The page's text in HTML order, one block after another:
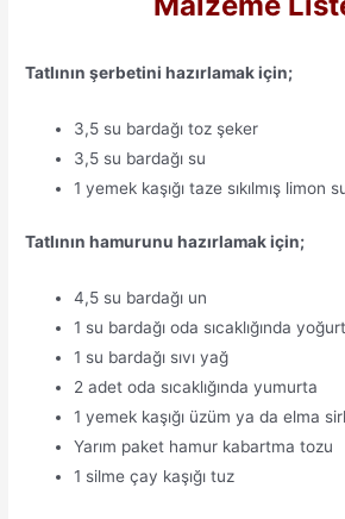
Tatlının şerbetini hazırlamak için;
3,5 su bardağı toz şeker
3,5 su bardağı su
1 yemek kaşığı taze sıkılmış limon
Tatlının hamurunu hazırlamak için;
4,5 su bardağı un
1 su bardağı oda sıcaklığında yoğurt
1 su bardağı sıvı yağ
2 adet oda sıcaklığında yumurta
1 yemek kaşığı üzüm ya da elma
Yarım paket hamur kabartma tozu
1 silme çay kaşığı tuz